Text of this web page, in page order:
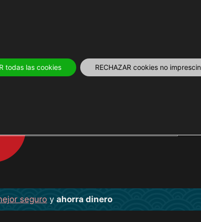
seguroy ahorra dinero
todas las cookies RECHAZAR cookies no